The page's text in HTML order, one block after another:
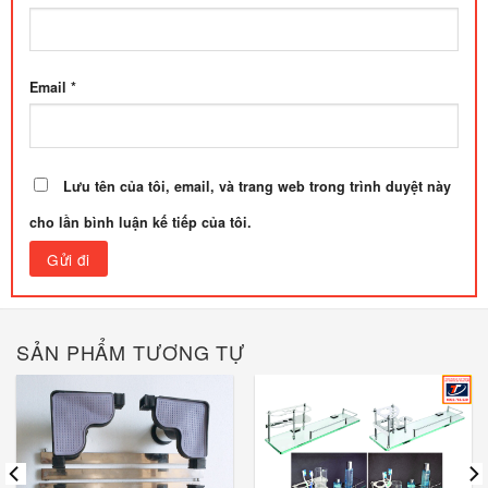
Email *
Lưu tên của tôi, email, và trang web trong trình duyệt này
cho lần bình luận kế tiếp của tôi.
SẢN PHẨM TƯƠNG TỰ